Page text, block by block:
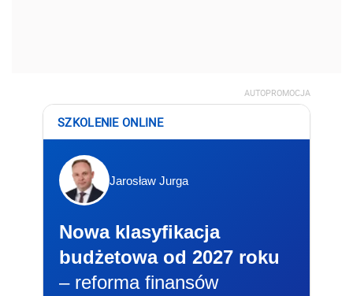
AUTOPROMOCJA
SZKOLENIE ONLINE
Jarosław Jurga
Nowa klasyfikacja
budżetowa od 2027 roku
– reforma finansów